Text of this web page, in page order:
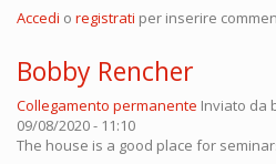
Accedi o registrati per inserire
Bobby Rencher
Collegamento permanente Inviato da
09/08/2020 - 11:10
The house is a good place for